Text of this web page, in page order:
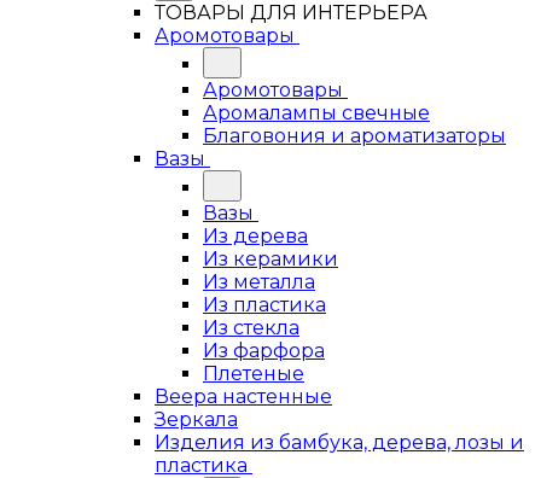
ТОВАРЫ ДЛЯ ИНТЕРЬЕРА
Аромотовары
Аромотовары
Аромалампы свечные
Благовония и ароматизаторы
Вазы
Вазы
Из дерева
Из керамики
Из металла
Из пластика
Из стекла
Из фарфора
Плетеные
Веера настенные
Зеркала
Изделия из бамбука, дерева, лозы и
пластика